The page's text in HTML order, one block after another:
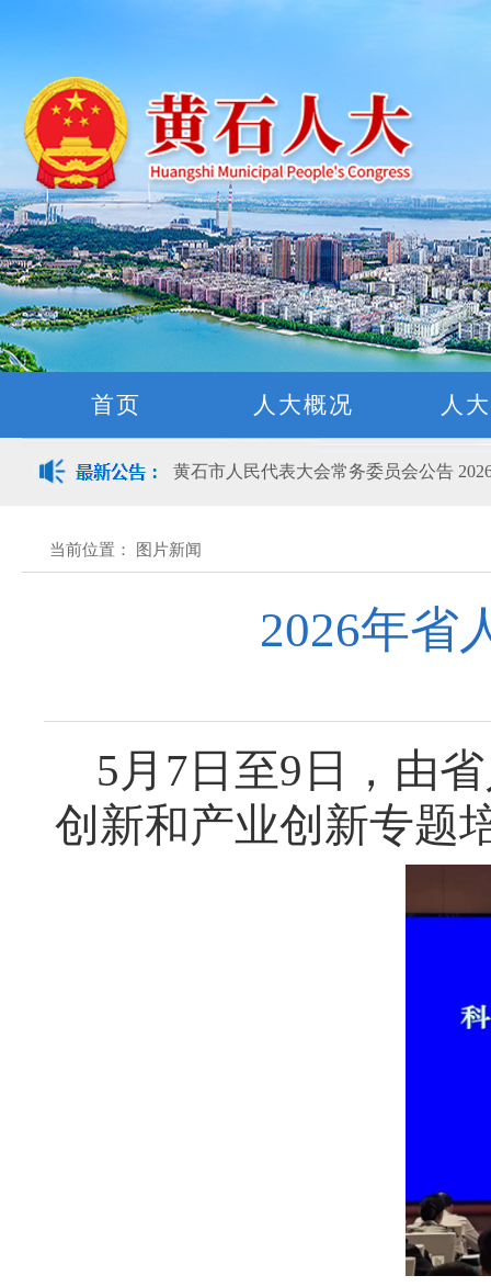
首页 人大概况 人
黄石市人民代表大会常务委员会公告
关于征集立法工作规划（2027年—2031
关于征求《黄石市停车场建设管理条例
公开征集“扩大内需大力提振消费”社会
黄石市人民代表大会常务委员会公告
黄石市人民代表大会常务委员会公告
黄石市人民代表大会常务委员会公告
关于征集立法工作规划（2027年—2031
黄石市人民代表大会常务委员会公告
当前位置： 图片新闻
2026年省
5月7日至9日，由
创新和产业创新专题